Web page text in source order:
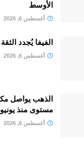
الأوسط
أغسطس 6, 2026
الفيفا يُجدد الثقة
أغسطس 6, 2026
الذهب يواصل
مستوى منذ يونيو
أغسطس 6, 2026